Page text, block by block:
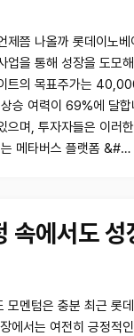
제쯤 나올까 롯데이노
업을 통해 성장을 도모
트의 목표주가는
승 여력이 69%에 달합
으며, 투자자들은 이러
메타버스 플랫폼 &#…
속에서도 성
모멘텀은 충분 최근 롯
에서는 여전히 긍정적